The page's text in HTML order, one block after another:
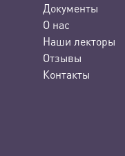
Документы
О нас
Наши лекторы
Отзывы
Контакты